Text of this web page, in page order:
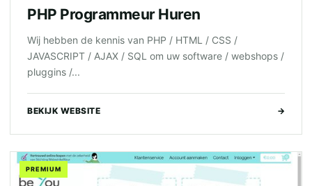
PHP Programmeur Huren
Wij hebben de kennis van PHP / HTML / CSS /
JAVASCRIPT / AJAX / SQL om uw software / webshops /
pluggins /...
BEKIJK WEBSITE →
PREMIUM